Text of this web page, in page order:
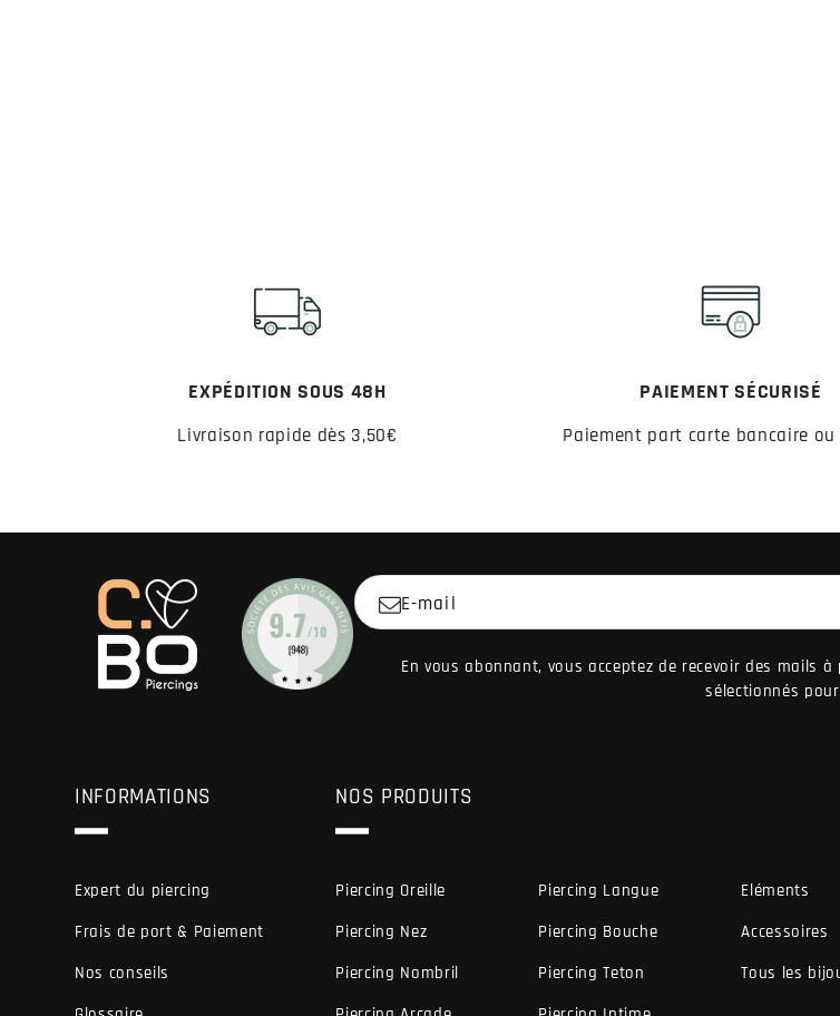
EXPÉDITION SOUS 48H
Livraison rapide dès 3,50€
PAIEMENT SÉCURISÉ
Paiement part carte bancaire ou
E-mail
En vous abonnant, vous acceptez de recevoir des mails
sélectionnés
INFORMATIONS
Expert du piercing
Frais de port & Paiement
Nos conseils
NOS PRODUITS
Piercing Oreille
Piercing Nez
Piercing Nombril
Piercing Langue
Piercing Bouche
Piercing Teton
Eléments
Accessoires
Tous les